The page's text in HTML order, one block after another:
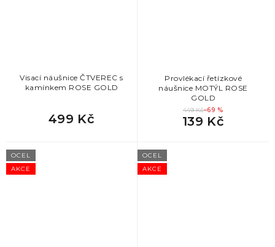
Visací náušnice ČTVEREC s
kamínkem ROSE GOLD
499 Kč
Provlékací řetízkové
náušnice MOTÝL ROSE
GOLD
449 Kč–69 %
139 Kč
AKCE
OCEL
AKCE
OCEL